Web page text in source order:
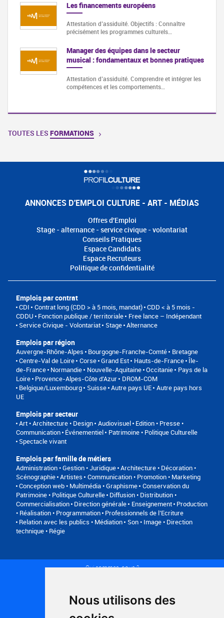
Nous utilisons des
Les financements européens
Attestation d’assiduité. Objectifs : Connaître
précisément les programmes culturels…
Manager des équipes dans le secteur
musical : fondamentaux et bonnes pratiques
Attestation d’assiduité. Comprendre et intégrer les
compétences et les comportements…
TOUTES LES FORMATIONS
ANNONCES D'EMPLOI CULTURE - ART - MÉDIAS
Offres d'Emploi
Stage - alternance - service civique - volontariat
Conseils Pratiques
Espace Candidats
Espace Recruteurs
Politique de confidentialité
Emplois par contrat
CDI Contrat long (CDD > à 5 mois, mandat) CDD < à 5 mois -
CDDU
Fonction publique / territoriale
Free lance – Indépendant
Service Civique - Volontariat
Stage Alternance
Emplois par région
Auvergne-Rhône-Alpes Bourgogne-Franche-Comté
Bretagne
Centre-Val de Loire Corse Grand Est Hauts-de-France Île-
de-France Normandie Nouvelle-Aquitaine Occitanie
Pays de la
Loire Provence-Alpes-Côte d'Azur
DROM-COM
Belgique/Luxembourg
Suisse Autre pays UE Autre pays hors
UE
Emplois par secteur
Art • Architecture • Design Audiovisuel Edition • Presse •
Communication Événementiel
Patrimoine • Politique Culturelle
Spectacle vivant
Emplois par famille de métiers
Administration • Gestion • Juridique Architecture • Décoration •
Scénographie Artistes
Communication • Promotion • Marketing
Conception web • Multimédia • Graphisme Conservation du
Patrimoine • Politique Culturelle Diffusion • Distribution •
Commercialisation Direction générale Enseignement Production
• Réalisation • Programmation Professionnels de l’Ecriture
Relation avec les publics • Médiation
Son • Image • Direction
technique • Régie
Qui sommes-nous ?
Plan du site
FAQ recruteurs
FAQ